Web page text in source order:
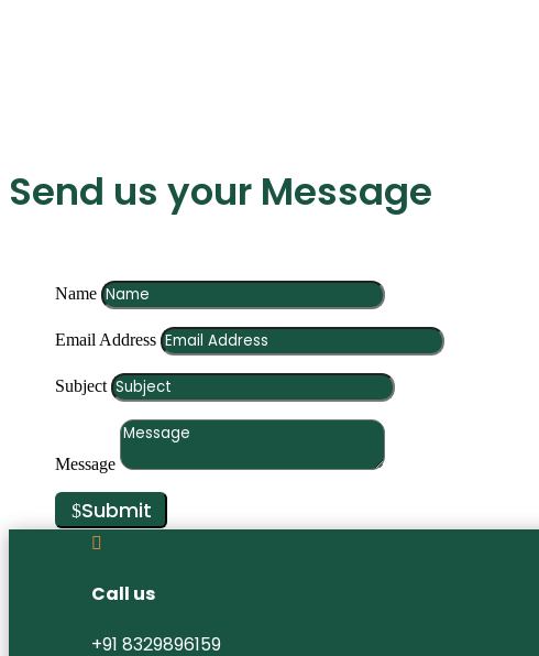
Send us your Message
Name
Email Address
Subject
Message
Submit

Call us
+91 8329896159